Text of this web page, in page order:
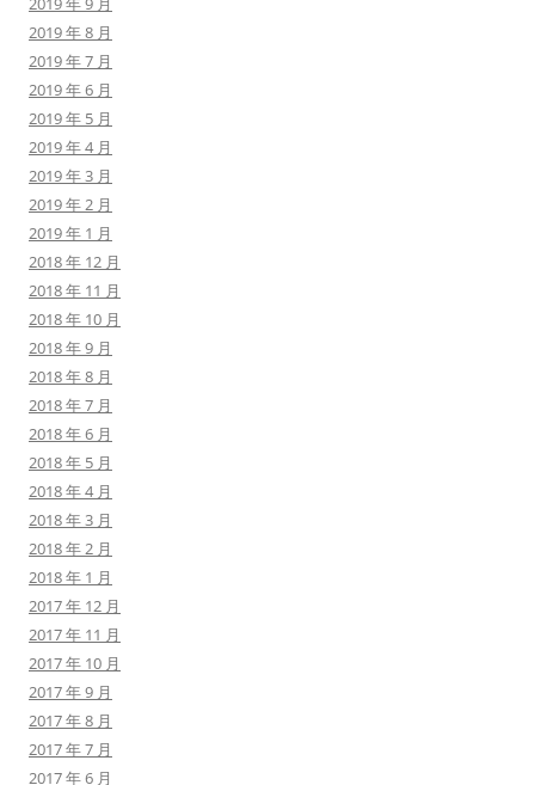
2019 年 8 月
2019 年 7 月
2019 年 6 月
2019 年 5 月
2019 年 4 月
2019 年 3 月
2019 年 2 月
2019 年 1 月
2018 年 12 月
2018 年 11 月
2018 年 10 月
2018 年 9 月
2018 年 8 月
2018 年 7 月
2018 年 6 月
2018 年 5 月
2018 年 4 月
2018 年 3 月
2018 年 2 月
2018 年 1 月
2017 年 12 月
2017 年 11 月
2017 年 10 月
2017 年 9 月
2017 年 8 月
2017 年 7 月
2017 年 6 月